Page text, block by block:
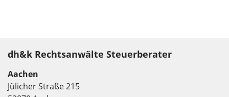
dh&k Rechtsanwälte Steuerberater
Aachen
Jülicher Straße 215